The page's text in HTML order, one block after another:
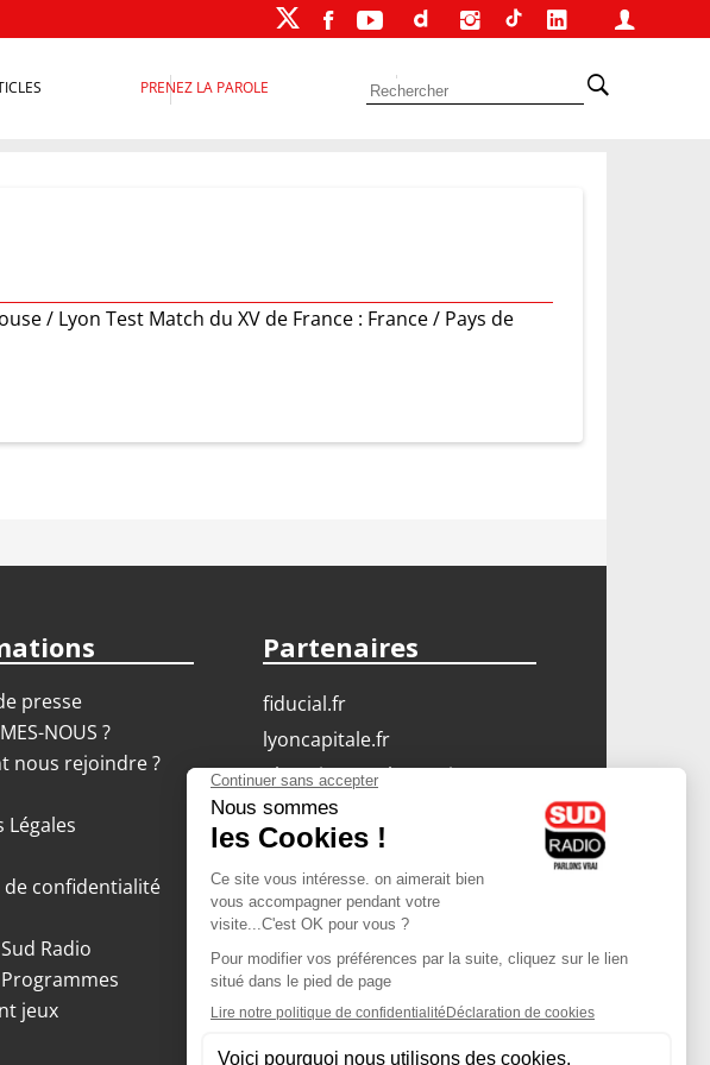
PRENEZ LA PAROLE
/ Lyon Test Match du XV de France : France / Pays de
presse
NOUS ?
nous rejoindre ?
Légales
confidentialité
Radio
jeux
Partenaires
fiducial.fr
lyoncapitale.fr
olympique-et-lyonnais.com
L'application Iphone
/ Android
Téléchargez l'application
Les cookies